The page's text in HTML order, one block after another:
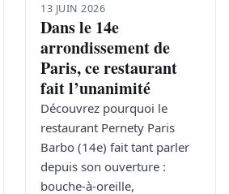
13 JUIN 2026
Dans le 14e
arrondissement de
Paris, ce restaurant
fait l’unanimité
Découvrez pourquoi le
restaurant Pernety Paris
Barbo (14e) fait tant parler
depuis son ouverture :
bouche-à-oreille,